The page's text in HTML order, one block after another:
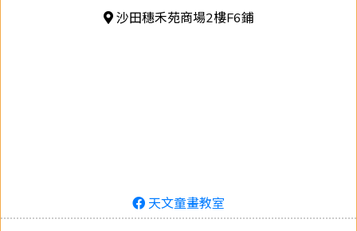
沙田穗禾苑商場2樓F6鋪
天文童畫教室